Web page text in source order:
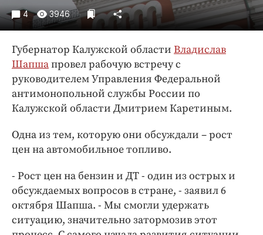
Экономика и бизнес
Блоги
Издания
Медиаперсона
Интересное чтиво
Клиника года
Бренд года
Работодатель года
4 3946
Губернатор Калужской области Владислав
Шапшапровел рабочую встречу с
руководителем Управления Федеральной
антимонопольной службы России по
Калужской области Дмитрием Каретиным.
Одна из тем, которую они обсуждали – рост
цен на автомобильное топливо.
- Рост цен на бензин и ДТ - один из острых и
обсуждаемых вопросов в стране, - заявил 6
октября Шапша. - Мы смогли удержать
ситуацию, значительно затормозив этот